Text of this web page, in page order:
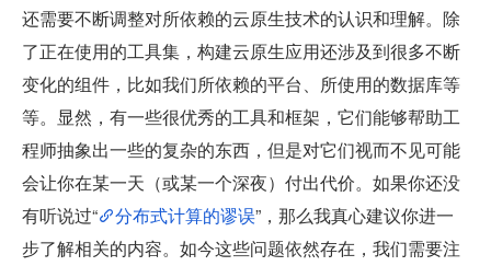
还需要不断调整对所依赖的云原生技术的认识和理解。除
了正在使用的工具集，构建云原生应用还涉及到很多不断
变化的组件，比如我们所依赖的平台、所使用的数据库等
等。显然，有一些很优秀的工具和框架，它们能够帮助工
程师抽象出一些的复杂的东西，但是对它们视而不见可能
会让你在某一天（或某一个深夜）付出代价。如果你还没
有听说过“
分布式计算的谬误”，那么我真心建议你进一
步了解相关的内容。如今这些问题依然存在，我们需要注